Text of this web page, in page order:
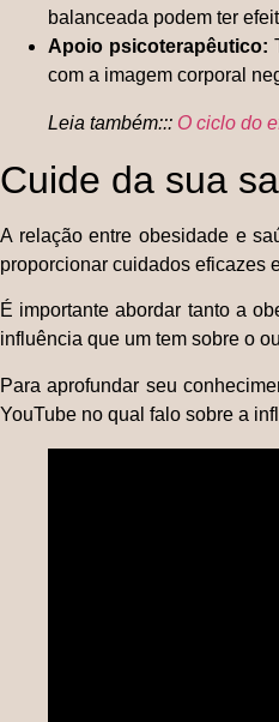
balanceada podem ter
Apoio psicoterapêutico:
com a imagem corporal
Leia também::: O ciclo do
Cuide da sua
A relação entre obesidade e
proporcionar cuidados eficazes
É importante abordar tanto a
influência que um tem sobre o
Para aprofundar seu
YouTube no qual falo sobre a